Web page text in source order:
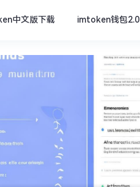
中文版下载 imtoken钱包2.0